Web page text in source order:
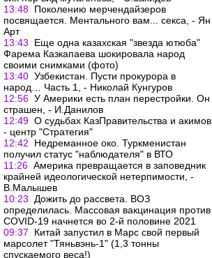
13:48 Поколению мерчендайзеров
посвящается. Ментального вам... секса, - Ян
Арт
13:43
Еще одна казахская "звезда ютюба"
Фарема Казкапаева шокировала народ
своими снимками (фото)
13:40 Узбекистан. Пусти прокурора в
народ… Часть 1, - Николай Кунгуров
12:56 У Америки есть план перестройки. Он
страшен, - И.Данилов
12:49 О судьбах КазПравительства и акимов,
- центр "Стратегия"
12:42
Недреманное око. Туркменистан
получил статус "наблюдателя" в ВТО
11:26 Америка превращается в заповедник
крайней идеологической нетерпимости, -
В.Малышев
10:23
Дожить до рассвета. ВОЗ
определилась. Массовая вакцинация против
COVID-19 начнется во 2-й половине 2021
09:37
Китай запустил в Марс свой первый
марсолет "Тяньвэнь-1" (1,3 тонны
спускаемого веса!)